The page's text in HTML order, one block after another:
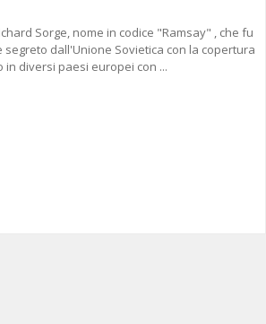
Sorge, nome in codice "Ramsay" , che fu
dall'Unione Sovietica con la copertura
in diversi paesi europei con ...